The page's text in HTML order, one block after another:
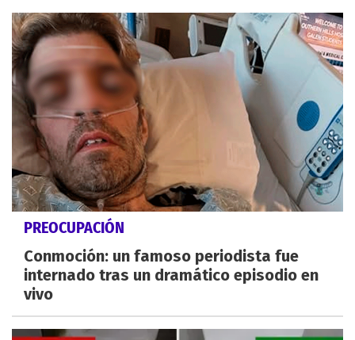
PREOCUPACIÓN
Conmoción: un famoso periodista fue
internado tras un dramático episodio en
vivo